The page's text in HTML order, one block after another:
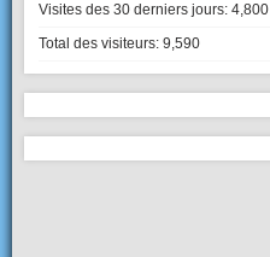
Visites des 30 derniers jours: 4,800
Total des visiteurs: 9,590